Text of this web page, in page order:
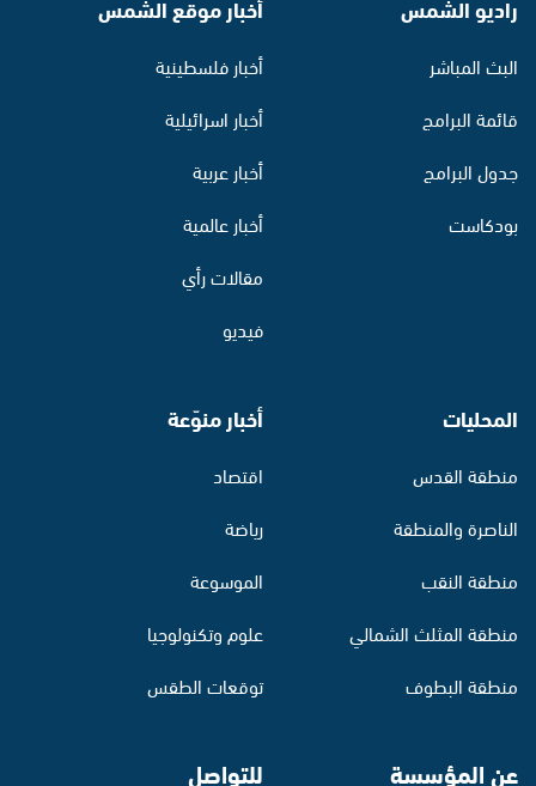
البث المباشر
قائمة البرامج
جدول البرامج
بودكاست
أخبار فلسطينية
أخبار اسرائيلية
أخبار عربية
أخبار عالمية
مقالات رأي
فيديو
المحليات
منطقة القدس
الناصرة والمنطقة
منطقة النقب
منطقة المثلث الشمالي
منطقة البطوف
أخبار منوّعة
اقتصاد
رياضة
الموسوعة
علوم وتكنولوجيا
توقعات الطقس
عن المؤسسة للتواصل